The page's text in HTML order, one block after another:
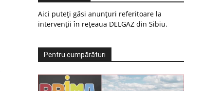
Aici puteți găsi anunțuri referitoare la
intervenții în rețeaua DELGAZ din Sibiu.
Pentru cumpărături